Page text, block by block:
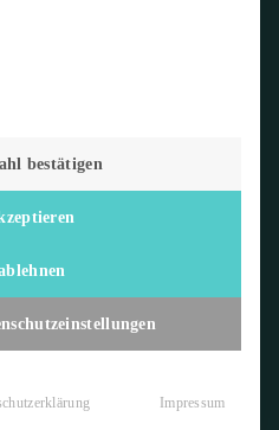
feste, durchsichtige
Sammelkarten vor
Gruppen, für die eine Einwilligung
bestätigen
Impressum